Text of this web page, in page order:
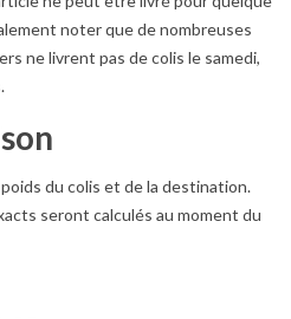
noter que de nombreuses
ne livrent pas de colis le samedi,
du colis et de la destination.
seront calculés au moment du